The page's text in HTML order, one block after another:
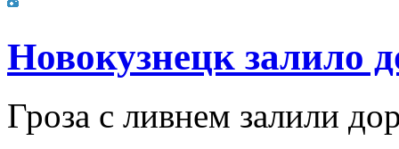
Новокузнецк залило
Гроза с ливнем залили